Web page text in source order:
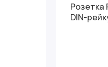
Розетка
DIN-